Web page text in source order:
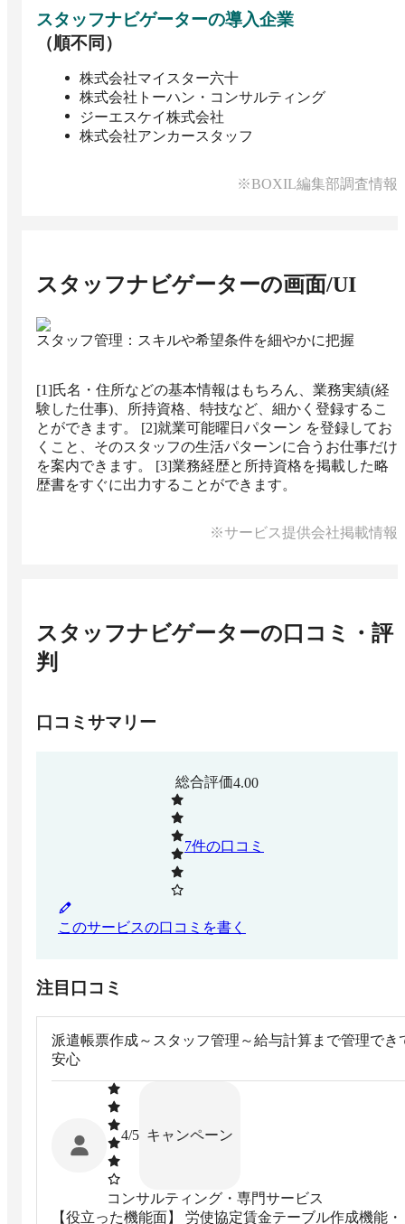
スタッフナビゲーターの導入企業
（順不同）
株式会社マイスター六十
株式会社トーハン・コンサルティング
ジーエスケイ株式会社
株式会社アンカースタッフ
※BOXIL編集部調査情報
スタッフナビゲーターの画面/UI
スタッフ管理：スキルや希望条件を細やかに把握
[1]氏名・住所などの基本情報はもちろん、業務実績(経
験した仕事)、所持資格、特技など、細かく登録するこ
とができます。 [2]就業可能曜日パターン を登録してお
くこと、そのスタッフの生活パターンに合うお仕事だけ
を案内できます。 [3]業務経歴と所持資格を掲載した略
歴書をすぐに出力することができます。
※サービス提供会社掲載情報
スタッフナビゲーターの口コミ・評
判
口コミサマリー
総合評価4.00
7件の口コミ
このサービスの口コミを書く
注目口コミ
派遣帳票作成～スタッフ管理～給与計算まで管理でき
安心
4/5 キャンペーン
コンサルティング・専門サービス
【役立った機能面】 労使協定賃金テーブル作成機能・